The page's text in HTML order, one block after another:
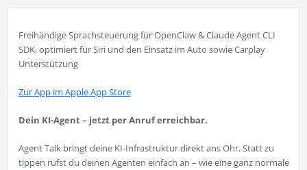
Freihändige Sprachsteuerung für OpenClaw & Claude Agent CLI
SDK, optimiert für Siri und den Einsatz im Auto sowie Carplay
Unterstützung
Zur App im Apple App Store
Dein KI-Agent – jetzt per Anruf erreichbar.
Agent Talk bringt deine KI-Infrastruktur direkt ans Ohr. Statt zu
tippen rufst du deinen Agenten einfach an – wie eine ganz normale